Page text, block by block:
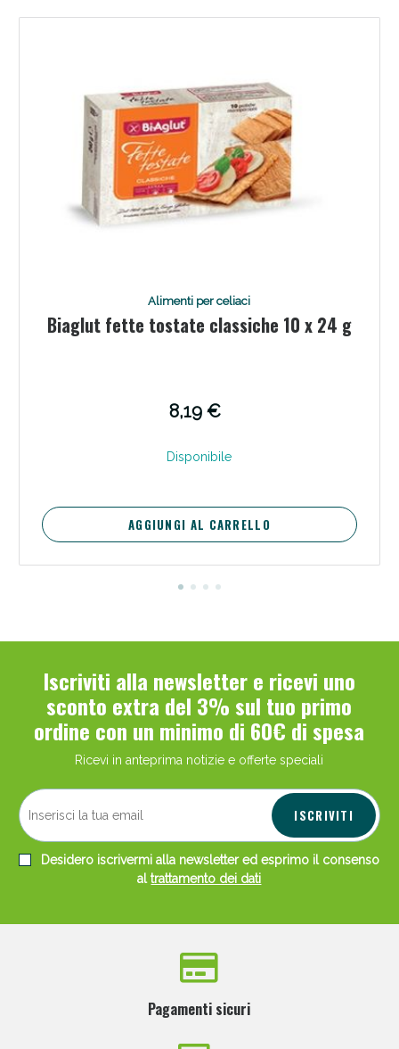
Alimenti per celiaci
Biaglut fette tostate classiche 10 x 24 g
8,19 €
Disponibile
AGGIUNGI AL CARRELLO
Iscriviti alla newsletter e ricevi uno
sconto extra del 3% sul tuo primo
ordine con un minimo di 60€ di spesa
Ricevi in anteprima notizie e offerte speciali
ISCRIVITI
Desidero iscrivermi alla newsletter ed esprimo il consenso
altrattamento dei dati
Pagamenti sicuri
Benessere Intestinale: Sconto fino al 55% valido